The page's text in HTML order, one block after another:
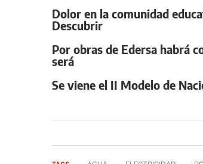
Dolor en la comunidad
Descubrir
Por obras de Edersa habrá
será
Se viene el II Modelo de